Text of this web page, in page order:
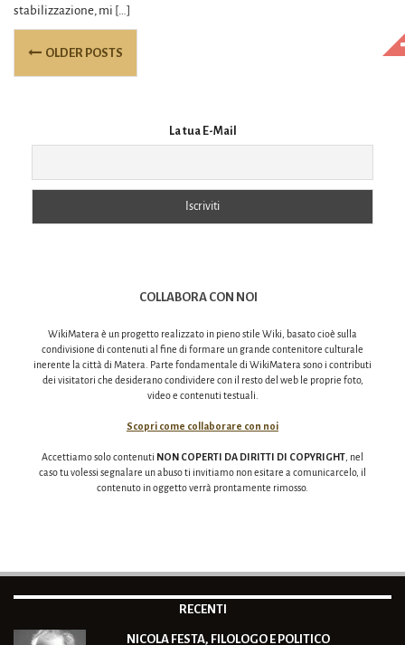
stabilizzazione, mi […]
Posts
navigation
OLDER POSTS
La tua E-Mail
COLLABORA CON NOI
WikiMatera è un progetto realizzato in pieno stile Wiki, basato cioè sulla
condivisione di contenuti al fine di formare un grande contenitore culturale
inerente la città di Matera. Parte fondamentale di WikiMatera sono i contributi
dei visitatori che desiderano condividere con il resto del web le proprie foto,
video e contenuti testuali.
Scopri come collaborare con noi
Accettiamo solo contenuti NON COPERTI DA DIRITTI DI COPYRIGHT , nel
caso tu volessi segnalare un abuso ti invitiamo non esitare a comunicarcelo, il
contenuto in oggetto verrà prontamente rimosso.
RECENTI
NICOLA FESTA, FILOLOGO E POLITICO